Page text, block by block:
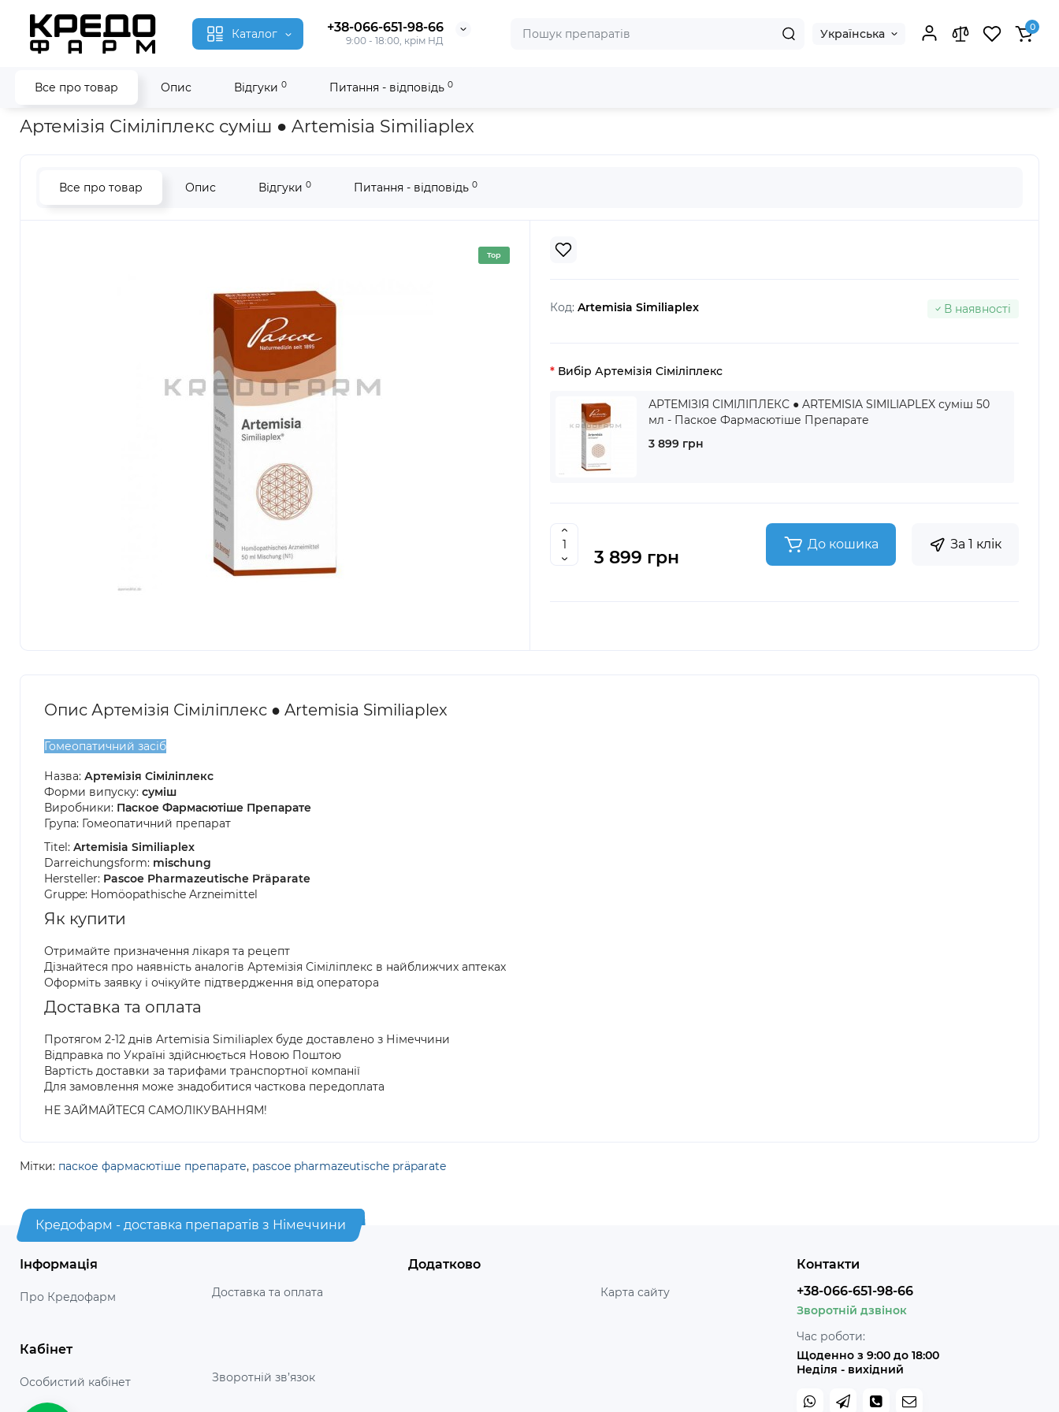
Каталог +38-066-651-98-66
9:00 - 18:00, крім НД Українська 0
Все про товар Опис Відгуки 0 Питання - відповідь 0
Головна Гомеопатія Артемізія Сіміліплекс ● Artemisia Similiaplex
Артемізія Сіміліплекс суміш ● Artemisia Similiaplex
Все про товар Опис Відгуки 0 Питання - відповідь 0
Top
Код: Artemisia Similiaplex В наявності
Вибір Артемізія Сіміліплекс
АРТЕМІЗІЯ СІМІЛІПЛЕКС ● ARTEMISIA SIMILIAPLEX суміш 50
мл - Паское Фармасютіше Препарате
3 899 грн
3 899 грн
До кошика За 1 клік
Опис Артемізія Сіміліплекс ● Artemisia Similiaplex
Гомеопатичний засіб
Назва: Артемізія Сіміліплекс
Форми випуску: суміш
Виробники: Паское Фармасютіше Препарате
Група: Гомеопатичний препарат
Titel: Artemisia Similiaplex
Darreichungsform: mischung
Hersteller: Pascoe Pharmazeutische Präparate
Gruppe: Homöopathische Arzneimittel
Як купити
Отримайте призначення лікаря та рецепт
Дізнайтеся про наявність аналогів Артемізія Сіміліплекс в найближчих аптеках
Оформіть заявку і очікуйте підтвердження від оператора
Доставка та оплата
Протягом 2-12 днів Artemisia Similiaplex буде доставлено з Німеччини
Відправка по Україні здійснюється Новою Поштою
Вартість доставки за тарифами транспортної компанії
Для замовлення може знадобитися часткова передоплата
НЕ ЗАЙМАЙТЕСЯ САМОЛІКУВАННЯМ!
Мітки: паское фармасютіше препарате, pascoe pharmazeutische präparate
Кредофарм - доставка препаратів з Німеччини
Інформація
Про Кредофарм Доставка та оплата
Додатково
Карта сайту
Кабінет
Особистий кабінет Зворотній зв’язок
Контакти
+38-066-651-98-66
Зворотній дзвінок
Час роботи:
Щоденно з 9:00 до 18:00
Неділя - вихідний